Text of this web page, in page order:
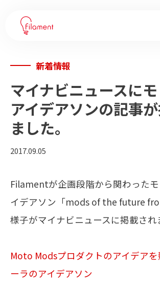
サービス
事例紹介
企業変革ノウハウ
会社情報
フィラメントについて
メンバー
メールマガジン
新着情報
マイナビニュースに
アイデアソンの記事
ました。
2017.09.05
Filamentが企画段階から関わった
イデアソン「mods of the future
様子がマイナビニュースに掲載され
Moto Modsプロダクトのアイデア
ーラのアイデアソン